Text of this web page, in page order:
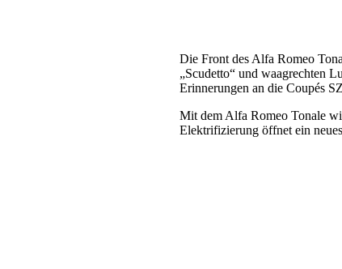
Die Front des Alfa Romeo
„Scudetto“ und waagrechten
Erinnerungen an die Coupés
Mit dem Alfa Romeo Tonale
Elektrifizierung öffnet ein